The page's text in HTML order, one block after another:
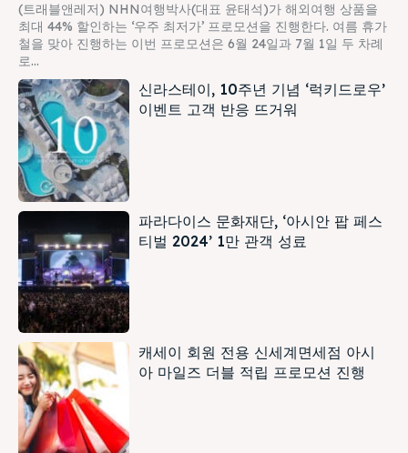
(트래블앤레저) NHN여행박사(대표 윤태석)가 해외여행 상품을
최대 44% 할인하는 ‘우주 최저가’ 프로모션을 진행한다. 여름 휴가
철을 맞아 진행하는 이번 프로모션은 6월 24일과 7월 1일 두 차례
로...
신라스테이, 10주년 기념 ‘럭키드로우’
이벤트 고객 반응 뜨거워
파라다이스 문화재단, ‘아시안 팝 페스
티벌 2024’ 1만 관객 성료
캐세이 회원 전용 신세계면세점 아시
아 마일즈 더블 적립 프로모션 진행